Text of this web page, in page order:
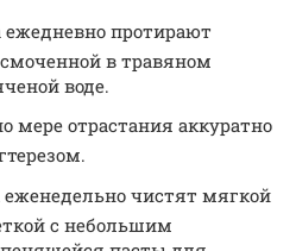
ежедневно протирают
в травяном
воде.
мере отрастания аккуратно
чистят мягкой
с небольшим